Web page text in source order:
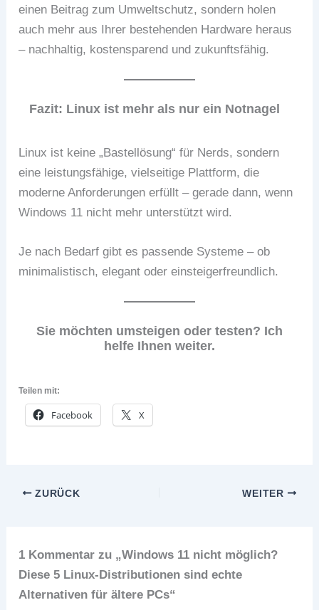
einen Beitrag zum Umweltschutz, sondern holen
auch mehr aus Ihrer bestehenden Hardware heraus
– nachhaltig, kostensparend und zukunftsfähig.
Fazit: Linux ist mehr als nur ein Notnagel
Linux ist keine „Bastellösung“ für Nerds, sondern
eine leistungsfähige, vielseitige Plattform, die
moderne Anforderungen erfüllt – gerade dann, wenn
Windows 11 nicht mehr unterstützt wird.
Je nach Bedarf gibt es passende Systeme – ob
minimalistisch, elegant oder einsteigerfreundlich.
Sie möchten umsteigen oder testen? Ich
helfe Ihnen weiter.
Teilen mit:
Facebook X
ZURÜCK WEITER
1 Kommentar zu „Windows 11 nicht möglich?
Diese 5 Linux-Distributionen sind echte
Alternativen für ältere PCs“